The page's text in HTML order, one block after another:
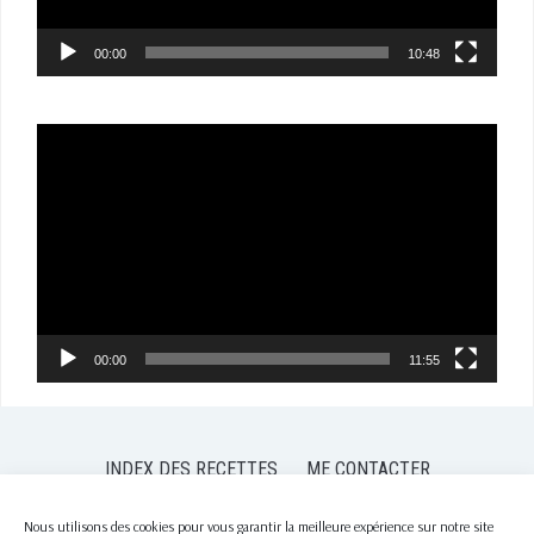
Nous utilisons des cookies pour vous garantir la meilleure expérience sur notre site
00:00 10:48
00:00 11:55
INDEX DES RECETTES
ME CONTACTER